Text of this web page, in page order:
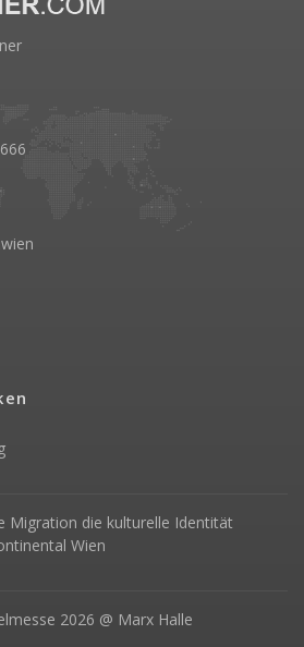
Migration die kulturelle Identität
Wien
2026 @ Marx Halle